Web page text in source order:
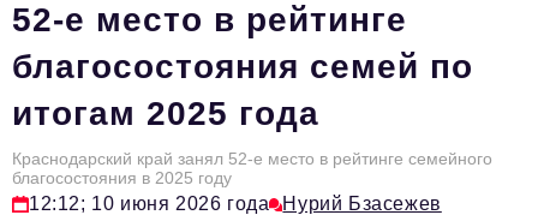
Главное
Интервью
Сделано в России
Право
Точки роста
52-е место в рейтинге
благосостояния семей по
итогам 2025 года
Краснодарский край занял 52-е место в рейтинге семейного
благосостояния в 2025 году
12:12; 10 июня 2026 года Нурий Бзасежев